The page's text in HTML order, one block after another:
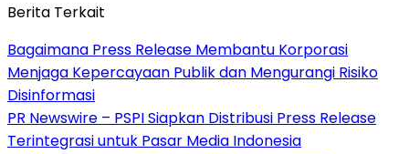
Berita Terkait
Bagaimana Press Release Membantu Korporasi
Menjaga Kepercayaan Publik dan Mengurangi Risiko
Disinformasi
PR Newswire – PSPI Siapkan Distribusi Press Release
Terintegrasi untuk Pasar Media Indonesia